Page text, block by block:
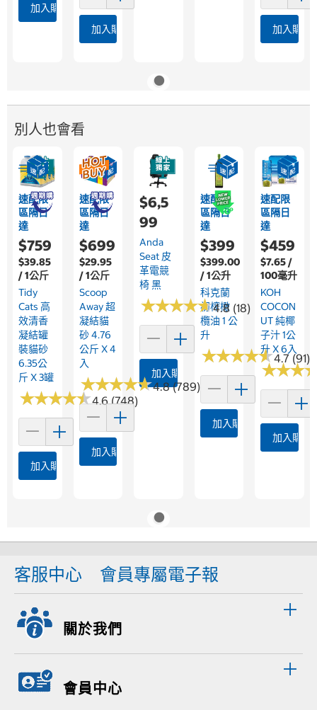
加入購物車
加入購物車 加入購物
別人也會看
速配限
區隔日
達
$759
$39.85
/ 1公斤
Tidy
Cats 高
效清香
凝結罐
裝貓砂
6.35公
斤 X 3罐
★★★★★
★★★★★4.6 (748)
加入購物車
速配限
區隔日
達
$699
$29.95
/ 1公斤
Scoop
Away 超
凝結貓
砂 4.76
公斤 X 4
入
★★★★★
★★★★★4.8 (789)
加入購物車
$6,5
99
Anda
Seat 皮
革電競
椅 黑
★★★★★
★★★★★4.8 (18)
加入購物車
速配限
區隔日
達
$399
$399.00
/ 1公升
科克蘭
初榨橄
欖油 1 公
升
★★★★★
★★★★★4.7 (91)
加入購物車
速配限
區隔日
達
$459
$7.65 /
100毫升
KOH
COCON
UT 純椰
子汁 1公
升 X 6入
★★★
★★★
加入購物
客服中心 會員專屬電子報
關於我們
會員中心